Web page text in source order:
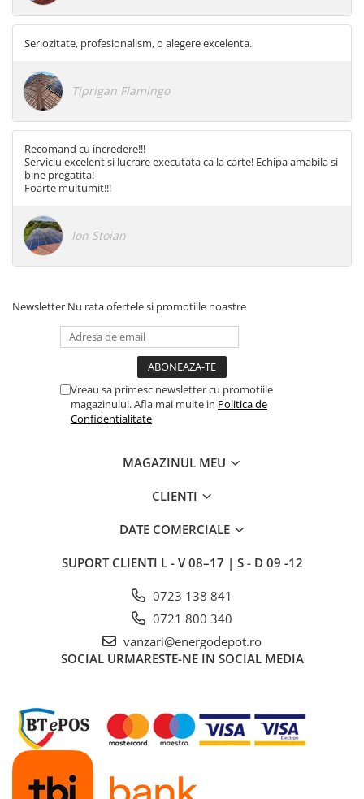
Structura
Structura acoperis tigla
Structura acoperis plat
K2-Systems GmbH
Accesorii
Conectica
Adaptoare
Convertor DC-DC
Meteocontrol
Mufe si conectori
Alte accesorii
Cablu solar
Cabluri curenti slabi
Cabluri date
Cabluri Electrice
Cabluri energie joasa tensiune -
Seriozitate, profesionalism, o alegere excelenta.
Tiprigan Flamingo
Recomand cu incredere!!!
Serviciu excelent si lucrare executata ca la carte! Echipa amabila si
bine pregatita!
Foarte multumit!!!
Ion Stoian
Newsletter Nu rata ofertele si promotiile noastre
Vreau sa primesc newsletter cu promotiile
magazinului. Afla mai multe in Politica de
Confidentialitate
MAGAZINUL MEU
CLIENTI
DATE COMERCIALE
SUPORT CLIENTI L - V 08–17 | S - D 09 -12
0723 138 841
0721 800 340
vanzari@energodepot.ro
SOCIAL URMARESTE-NE IN SOCIAL MEDIA